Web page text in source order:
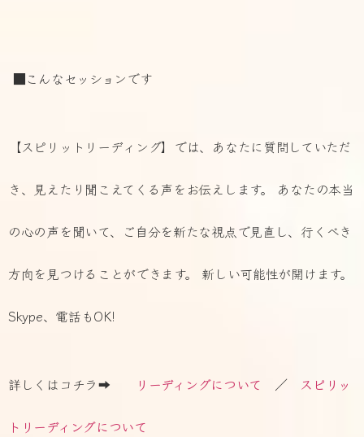
■こんなセッションです
【スピリットリーディング】では、あなたに質問していただ
き、見えたり聞こえてくる声をお伝えします。 あなたの本当
の心の声を聞いて、ご自分を新たな視点で見直し、行くべき
方向を見つけることができます。 新しい可能性が開けます。
Skype、電話もOK!
詳しくはコチラ➡ リーディングについて ／ スピリッ
トリーディングについて